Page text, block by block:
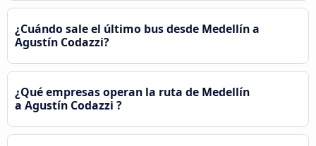
¿Cuándo sale el último bus desde Medellín a
Agustín Codazzi?
¿Qué empresas operan la ruta de Medellín
a Agustín Codazzi ?